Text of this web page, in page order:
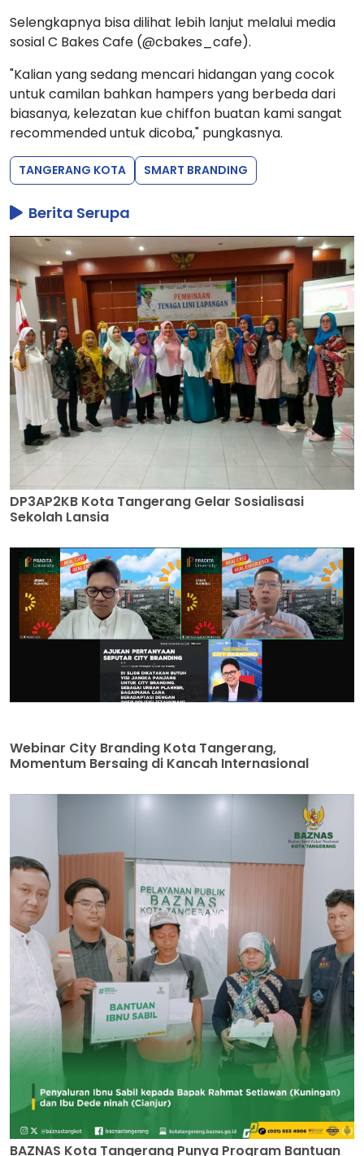
Selengkapnya bisa dilihat lebih lanjut melalui media
sosial C Bakes Cafe (@cbakes_cafe).
"Kalian yang sedang mencari hidangan yang cocok
untuk camilan bahkan hampers yang berbeda dari
biasanya, kelezatan kue chiffon buatan kami sangat
recommended untuk dicoba," pungkasnya.
TANGERANG KOTA SMART BRANDING
Berita Serupa
DP3AP2KB Kota Tangerang Gelar Sosialisasi
Sekolah Lansia
Webinar City Branding Kota Tangerang,
Momentum Bersaing di Kancah Internasional
BAZNAS Kota Tangerang Punya Program Bantuan